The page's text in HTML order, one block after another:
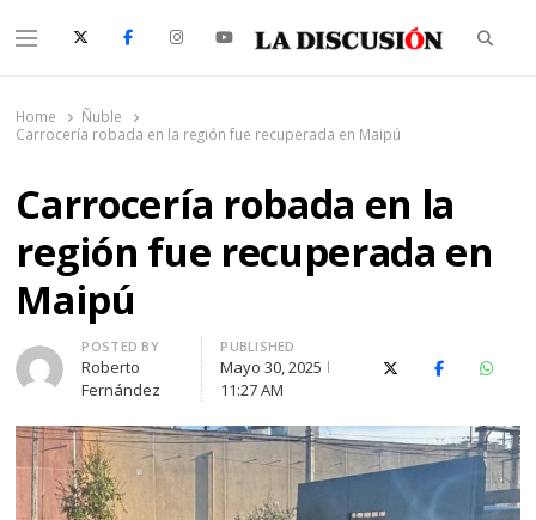
Menu
Home
Ñuble
Carrocería robada en la región fue recuperada en Maipú
Carrocería robada en la
región fue recuperada en
Maipú
Author
POSTED BY
Roberto
Fernández
PUBLISHED
Mayo 30, 2025
11:27 AM
X (Twitter)Facebook